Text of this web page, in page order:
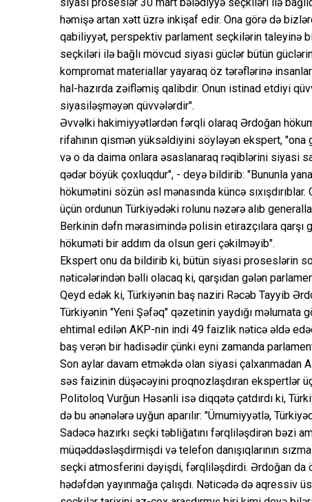
həmişə artan xətt üzrə inkişaf edir. Ona görə də
qabiliyyət, perspektiv parlament seçkilərin taleyinə
seçkiləri ilə bağlı mövcud siyasi güclər bütün
kompromat materiallar yayaraq öz tərəflərinə
hal-hazırda zəifləmiş qalibdir. Onun istinad etdiyi
siyasiləşməyən qüvvələrdir".
Əvvəlki hakimiyyətlərdən fərqli olaraq Ərdoğan
rifahının qismən yüksəldiyini söyləyən ekspert,
və o da daima onlara əsaslanaraq rəqiblərini siyasi
qədər böyük çoxluqdur", - deyə bildirib: "Bununla
hökumətini sözün əsl mənasında küncə
üçün ordunun Türkiyədəki rolunu nəzərə alıb
Berkinin dəfn mərasimində polisin etirazçılara
hökuməti bir addım da olsun geri çəkilməyib".
Ekspert onu da bildirib ki, bütün siyasi proseslərin
nəticələrindən bəlli olacaq ki, qarşıdan gələn
Qeyd edək ki, Türkiyənin baş naziri Rəcəb Tayyib
Türkiyənin "Yeni Şəfəq" qəzetinin yaydığı
ehtimal edilən AKP-nin indi 49 faizlik nəticə əldə
baş verən bir hadisədir çünki eyni zamanda
Son aylar davam etməkdə olan siyasi çalxanmadan
səs faizinin düşəcəyini proqnozlaşdıran ekspertlər
Politoloq Vurğun Həsənli isə diqqətə çatdırdı ki,
də bu ənənələrə uyğun aparılır: "Ümumiyyətlə,
Sadəcə hazırkı seçki təbliğatını fərqliləşdirən bəzi
müqəddəsləşdirmişdi və telefon danışıqlarının
seçki atmosferini dəyişdi, fərqliləşdirdi. Ərdoğan da
hədəfdən yayınmağa çalışdı. Nəticədə də aqressiv